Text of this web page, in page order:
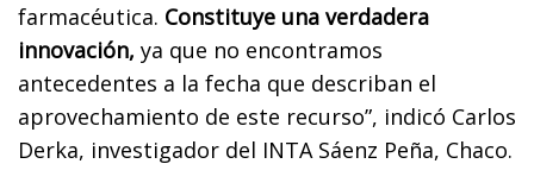
farmacéutica. Constituye una verdadera
innovación, ya que no encontramos
antecedentes a la fecha que describan el
aprovechamiento de este recurso”, indicó Carlos
Derka, investigador del INTA Sáenz Peña, Chaco.